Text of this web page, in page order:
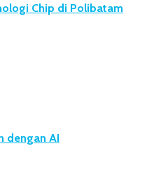
Chip di Polibatam
dengan AI